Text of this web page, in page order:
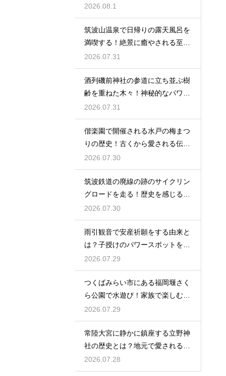
ポット
2026.08.1
筑波山温泉で日帰りの露天風呂を
満喫する！絶景に癒やされる至福
の時間
2026.07.31
酒列磯前神社の参道に立ち並ぶ樹
齢を重ねた木々！神秘的なパワー
を満喫
2026.07.31
偕楽園で開催される水戸の梅まつ
りの歴史！古くから愛される伝統
の由来
2026.07.30
筑波鉄道の廃線の跡のサイクリン
グロードを走る！歴史を感じる自
転車の旅
2026.07.30
雨引観音で安産祈願をする由来と
は？子授けのパワースポットを徹
底解説
2026.07.29
つくばみらい市にある福岡堰さく
ら公園で水遊び！家族で楽しむ休
日の午後
2026.07.29
常陸大宮に静かに鎮座する立野神
社の歴史とは？地元で愛される信
仰の拠点
2026.07.28